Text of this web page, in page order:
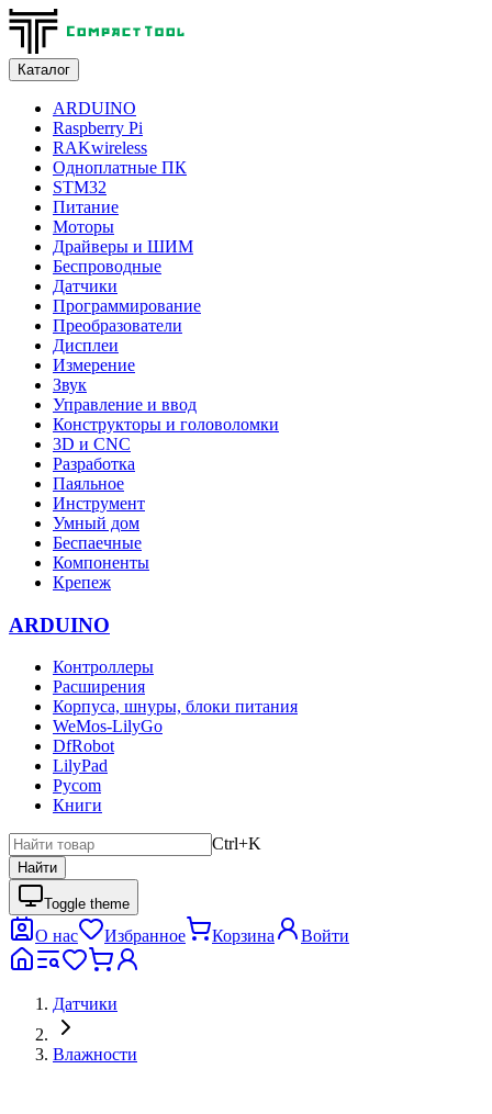
Каталог
ARDUINO
Raspberry Pi
RAKwireless
Одноплатные ПК
STM32
Питание
Моторы
Драйверы и ШИМ
Беспроводные
Датчики
Программирование
Преобразователи
Дисплеи
Измерение
Звук
Управление и ввод
Конструкторы и головоломки
3D и CNC
Разработка
Паяльное
Инструмент
Умный дом
Беспаечные
Компоненты
Крепеж
ARDUINO
Контроллеры
Расширения
Корпуса, шнуры, блоки питания
WeMos-LilyGo
DfRobot
LilyPad
Pycom
Книги
Ctrl+K
Найти
Toggle theme
О нас Избранное Корзина Войти
Датчики
Влажности